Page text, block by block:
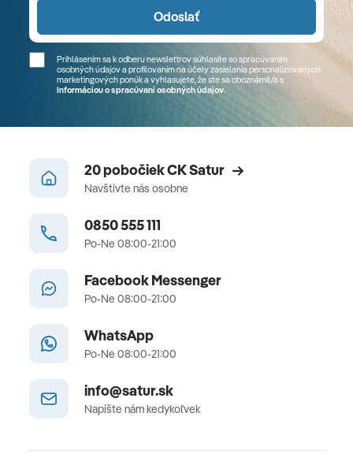
Odoslať
Prihlásením sa k odberu newslettrov súhlasíte so spracúvaním
osobných údajov a profilovaním na účely zasielania personalizovaných
marketingových ponúk a vyhlasujete, že ste sa oboznámil/a s
Informáciou o spracúvaní osobných údajov.
20 pobočiek CK Satur
Navštívte nás osobne
0850 555 111
Po-Ne 08:00-21:00
Facebook Messenger
Po-Ne 08:00-21:00
WhatsApp
Po-Ne 08:00-21:00
info@satur.sk
Napíšte nám kedykoľvek